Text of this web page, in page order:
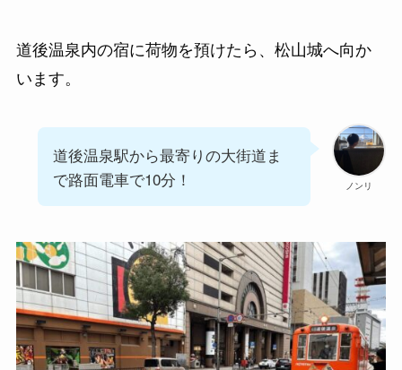
道後温泉内の宿に荷物を預けたら、松山城へ向か
います。
ノンリ
道後温泉駅から最寄りの大街道ま
で路面電車で10分！